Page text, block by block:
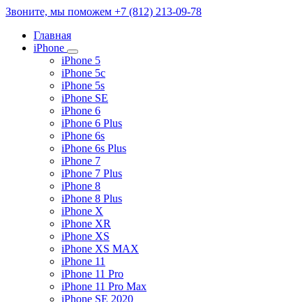
Звоните, мы поможем +7 (812) 213-09-78
Главная
iPhone
iPhone 5
iPhone 5c
iPhone 5s
iPhone SE
iPhone 6
iPhone 6 Plus
iPhone 6s
iPhone 6s Plus
iPhone 7
iPhone 7 Plus
iPhone 8
iPhone 8 Plus
iPhone X
iPhone XR
iPhone XS
iPhone XS MAX
iPhone 11
iPhone 11 Pro
iPhone 11 Pro Max
iPhone SE 2020